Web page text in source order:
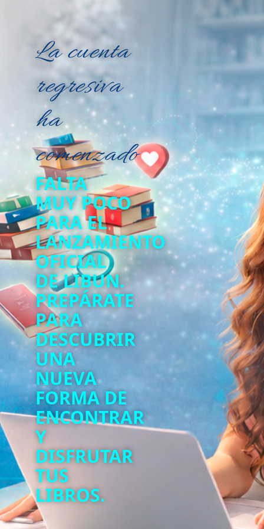
La cuenta
regresiva
ha
comenzado
FALTA
MUY POCO
PARA EL
LANZAMIENTO
OFICIAL
DE LIBUN.
PREPÁRATE
PARA
DESCUBRIR
UNA
NUEVA
FORMA DE
ENCONTRAR
Y
DISFRUTAR
TUS
LIBROS.